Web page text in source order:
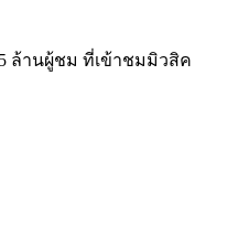
ล้านผู้ชม ที่เข้าชมมิวสิค